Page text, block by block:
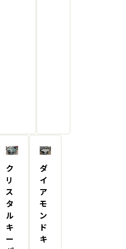
ク
リ
ス
タ
ル
キ
ー
ダ
イ
ア
モ
ン
ド
キ